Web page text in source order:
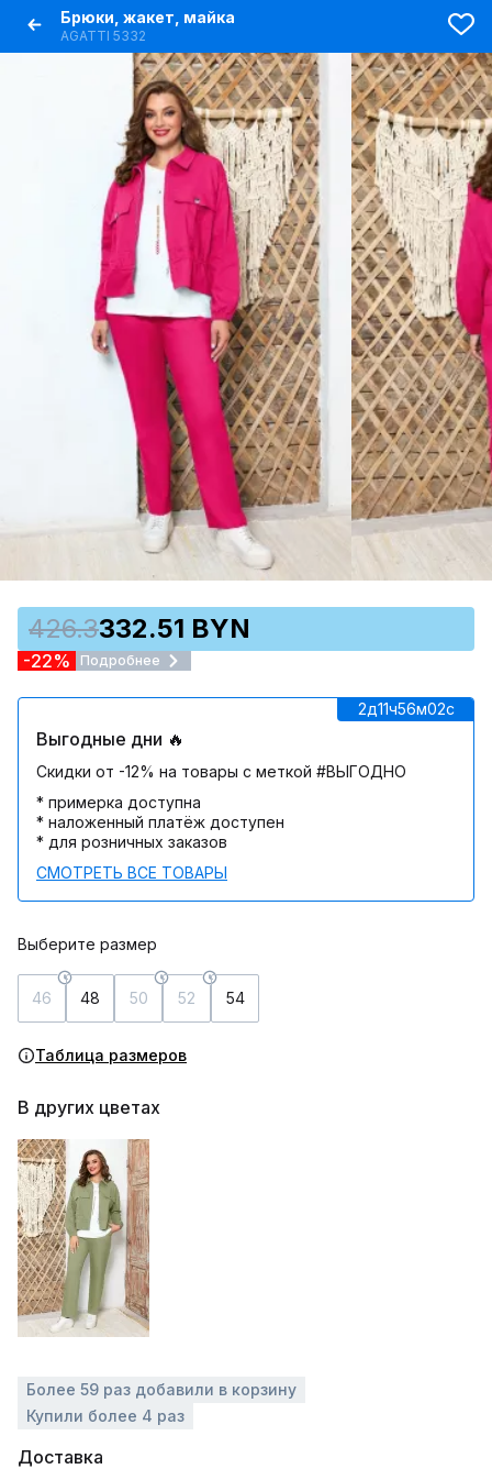
Брюки, жакет, майка
AGATTI 5332
426.3332.51 BYN
-22% Подробнее
2д11ч56м02c
Выгодные дни 🔥
Скидки от -12% на товары с меткой #ВЫГОДНО
* примерка доступна
* наложенный платёж доступен
* для розничных заказов
СМОТРЕТЬ ВСЕ ТОВАРЫ
Выберите размер
46 48 50 52 54
Таблица размеров
В других цветах
Более 59 раз добавили в корзину
Купили более 4 раз
Доставка